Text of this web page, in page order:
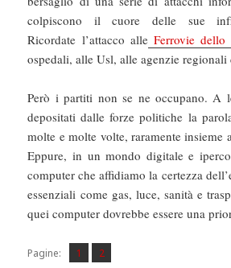
colpiscono il cuore delle sue
Ricordate l’attacco alleFerrovie dello
ospedali, alle Usl, alle agenzie regionali
Però i partiti non se ne occupano. A
depositati dalle forze politiche la
molte e molte volte, raramente insieme
Eppure, in un mondo digitale e
computer che affidiamo la certezza
essenziali come gas, luce, sanità e
quei computer dovrebbe essere una
Pagine: Pagina
1 ,
Pagina
2